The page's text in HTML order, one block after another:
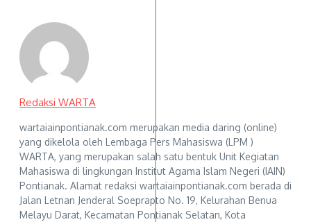
Redaksi WARTA
wartaiainpontianak.com merupakan media daring (online)
yang dikelola oleh Lembaga Pers Mahasiswa (LPM )
WARTA, yang merupakan salah satu bentuk Unit Kegiatan
Mahasiswa di lingkungan Institut Agama Islam Negeri (IAIN)
Pontianak. Alamat redaksi wartaiainpontianak.com berada di
Jalan Letnan Jenderal Soeprapto No. 19, Kelurahan Benua
Melayu Darat, Kecamatan Pontianak Selatan, Kota